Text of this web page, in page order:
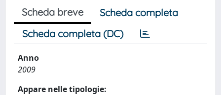
Scheda breve
Scheda completa
Scheda completa (DC)
Anno
2009
Appare nelle tipologie: